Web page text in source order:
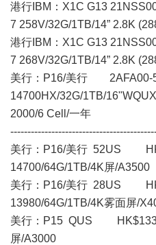
港行IBM：X1C G13
7 258V/32G/1TB/14” 2.8K
港行IBM：X1C G13
7 268V/32G/1TB/14” 2.8K
美行： P16/美行
14700HX/32G/1TB/
2000/6 Cell/一年
美行： P16/美行 52US
14700/64G/1TB/4K屏/A3500
美行： P16/美行 28US
13980/64G/1TB/4K雾面屏/
美行：P15 QUS
屏/A3000